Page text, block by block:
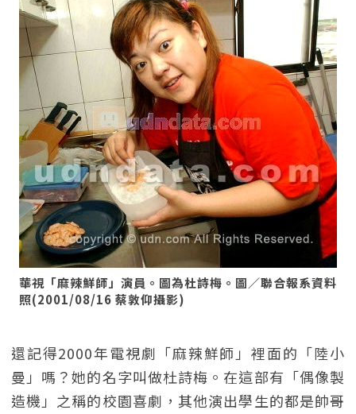
華視「麻辣鮮師」演員。圖為杜詩梅。圖／聯合報系資料
照(2001/08/16 蔡敦仰攝影)
還記得2000年電視劇「麻辣鮮師」裡面的「陸小
曼」嗎？她的名字叫做杜詩梅。在這部有「偶像製
造機」之稱的校園喜劇，其他演出學生的都是帥哥